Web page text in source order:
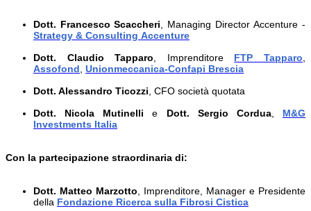
Dott. Francesco Scaccheri, Managing Director Accenture -
Strategy & Consulting Accenture
Dott. ClaudioTapparo, Imprenditore FTP Tapparo,
Assofond, Unionmeccanica-Confapi Brescia
Dott. Alessandro Ticozzi, CFO società quotata
Dott. Nicola Mutinelli e Dott. Sergio Cordua, M&G
Investments Italia
Con la partecipazione straordinaria di:
Dott. Matteo Marzotto, Imprenditore, Manager e Presidente
della Fondazione Ricerca sulla Fibrosi Cistica